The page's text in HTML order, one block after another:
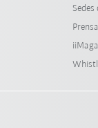
Sedes
Prensa